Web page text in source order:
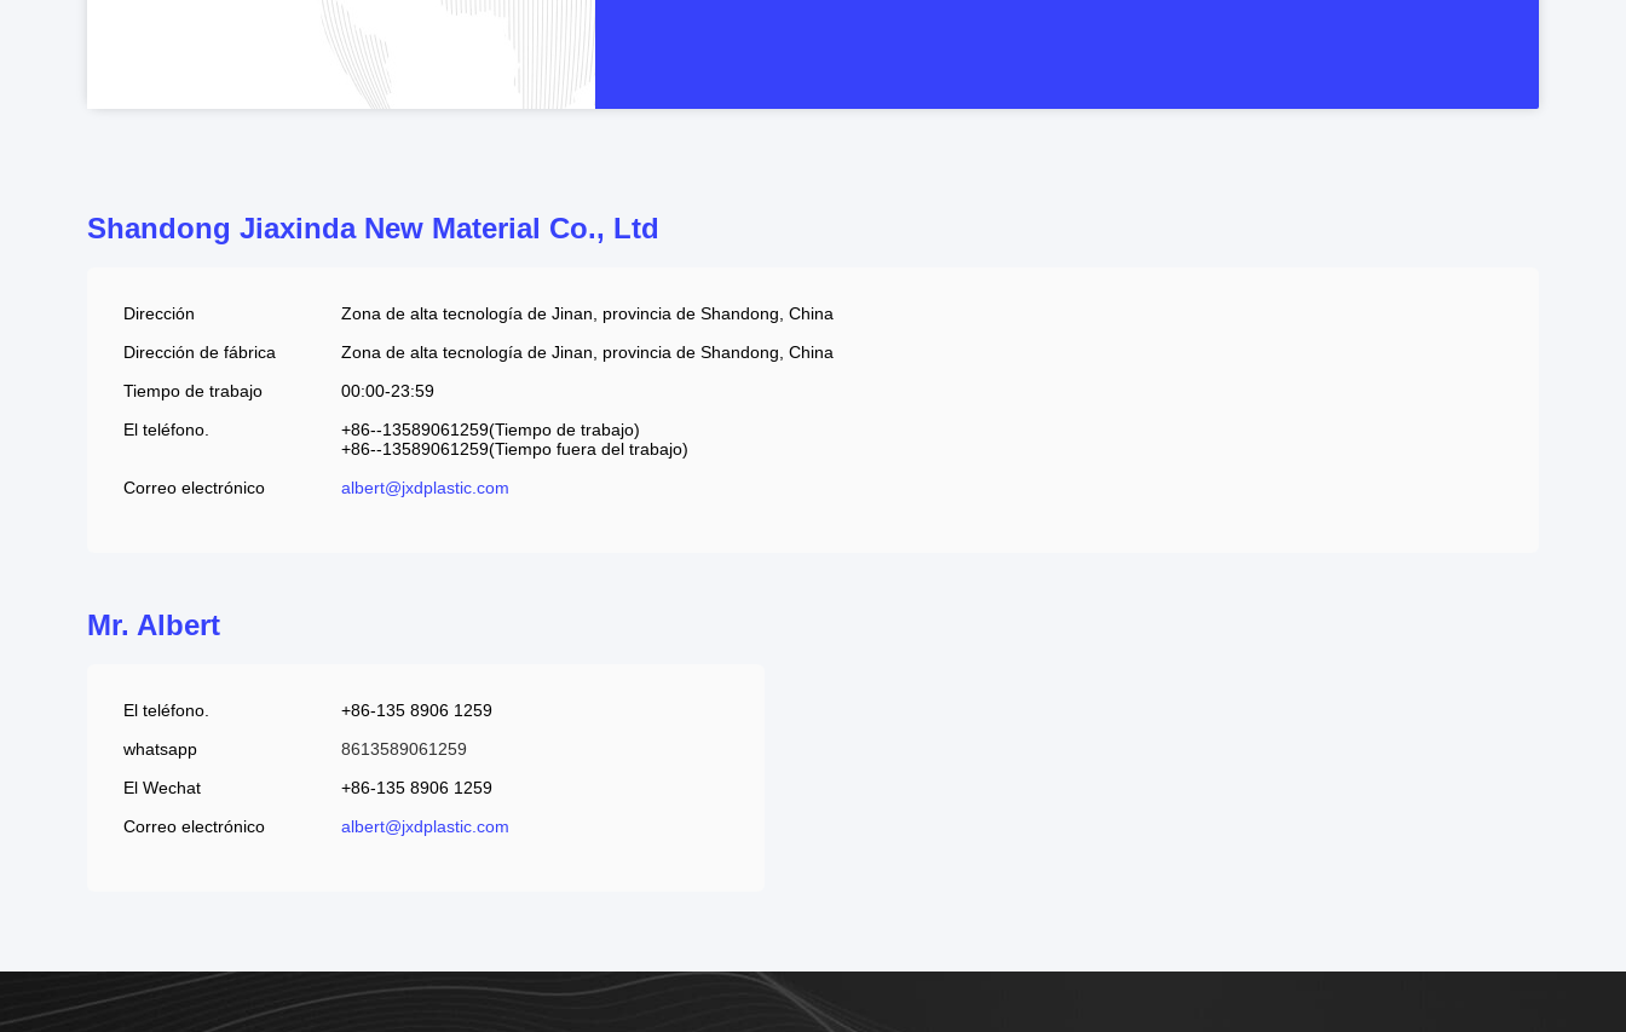
Shandong Jiaxinda New Material Co., Ltd
Dirección
Zona de alta tecnología de Jinan, provincia de Shandong, China
Dirección de fábrica
Zona de alta tecnología de Jinan, provincia de Shandong, China
Tiempo de trabajo
00:00-23:59
El teléfono.
+86--13589061259(Tiempo de trabajo)
+86--13589061259(Tiempo fuera del trabajo)
Correo electrónico
albert@jxdplastic.com
Mr. Albert
El teléfono.
+86-135 8906 1259
whatsapp
8613589061259
El Wechat
+86-135 8906 1259
Correo electrónico
albert@jxdplastic.com